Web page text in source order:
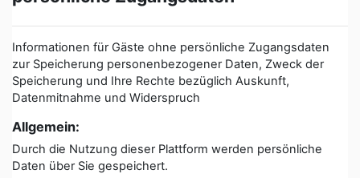
Informationen für Gäste ohne persönliche Zugangsdaten
zur Speicherung personenbezogener Daten, Zweck der
Speicherung und Ihre Rechte bezüglich Auskunft,
Datenmitnahme und Widerspruch
Allgemein:
Durch die Nutzung dieser Plattform werden persönliche
Daten über Sie gespeichert.